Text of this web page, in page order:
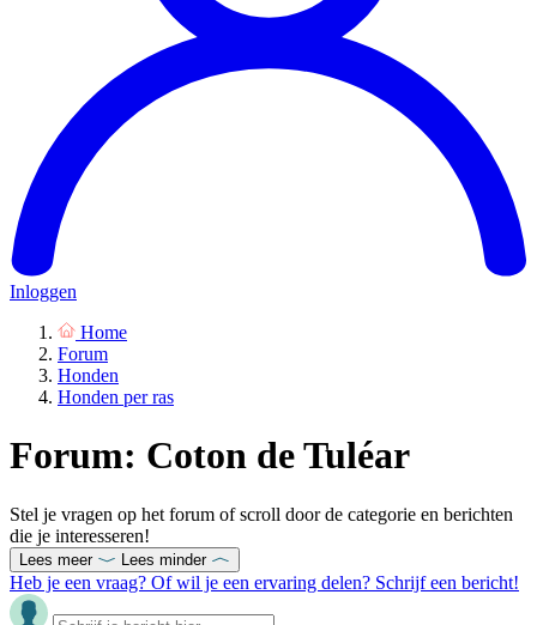
Inloggen
Home
Forum
Honden
Honden per ras
Forum: Coton de Tuléar
Stel je vragen op het forum of scroll door de categorie en berichten
die je interesseren!
Lees meer Lees minder
Heb je een vraag? Of wil je een ervaring delen? Schrijf een bericht!